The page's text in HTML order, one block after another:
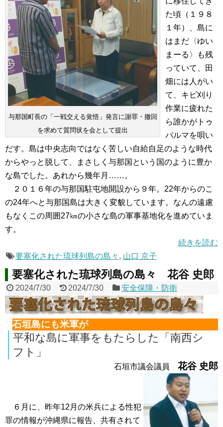
与那国町長の「一戦交える覚悟」発言に謝罪・撤回
を求めて質問状を会として提出
た頃（１９８
１年）、島に
はまだ〈ゆい
まーる〉も残
っていて、田
畑には人がい
て、キビ刈り
作業に疲れた
ら誰かがトゥ
バルマを唄い
だす。島は中央志向ではなく苦しい自給自足のような時代
からやっと脱して、まさしく与那国という国のように豊か
な島でした。あれから幾年月……。
２０１６年の与那国駐屯地開設から９年。22年からのこ
の24年へと与那国島は大きく変貌しています。なんの遠慮
もなくこの周囲27㎞の小さな島の軍事基地化を進めていま
す。
続きを読む
要塞化された琉球列島の島々 , 山口 京子
要塞化された琉球列島の島々 花谷 史郎
2024/7/30 2024/7/30 安全保障・防衛
石垣島にも米軍が
平和な島に軍事をもたらした「南西シ
フト」
石垣市議会議員 花谷 史郎
６月に、昨年12月の米兵による性犯
罪の情報が沖縄県に報告、共有されて